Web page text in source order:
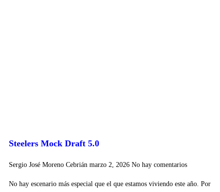
Steelers Mock Draft 5.0
Sergio José Moreno Cebrián marzo 2, 2026 No hay comentarios
No hay escenario más especial que el que estamos viviendo este año. Por